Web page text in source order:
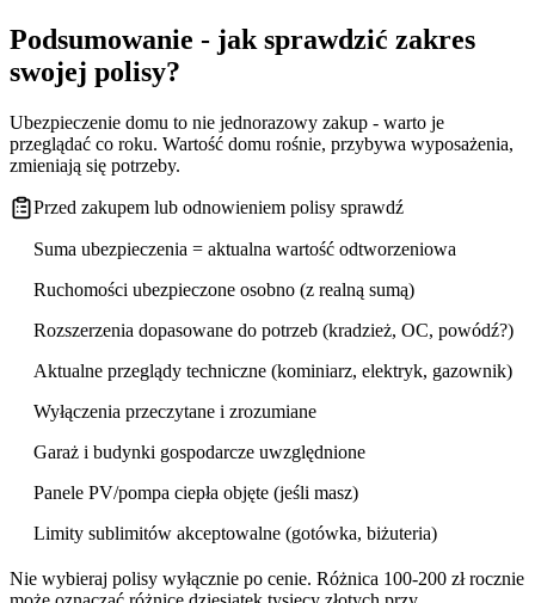
Podsumowanie - jak sprawdzić zakres
swojej polisy?
Ubezpieczenie domu to nie jednorazowy zakup - warto je
przeglądać co roku. Wartość domu rośnie, przybywa wyposażenia,
zmieniają się potrzeby.
Przed zakupem lub odnowieniem polisy sprawdź
Suma ubezpieczenia = aktualna wartość odtworzeniowa
Ruchomości ubezpieczone osobno (z realną sumą)
Rozszerzenia dopasowane do potrzeb (kradzież, OC, powódź?)
Aktualne przeglądy techniczne (kominiarz, elektryk, gazownik)
Wyłączenia przeczytane i zrozumiane
Garaż i budynki gospodarcze uwzględnione
Panele PV/pompa ciepła objęte (jeśli masz)
Limity sublimitów akceptowalne (gotówka, biżuteria)
Nie wybieraj polisy wyłącznie po cenie. Różnica 100-200 zł rocznie